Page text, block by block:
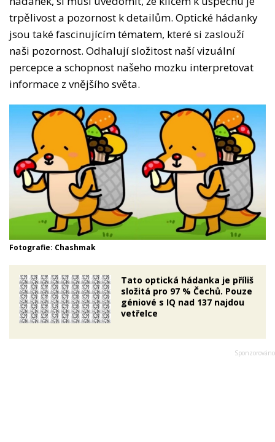
trpělivost a pozornost k detailům. Optické hádanky
jsou také fascinujícím tématem, které si zaslouží
naši pozornost. Odhalují složitost naší vizuální
percepce a schopnost našeho mozku interpretovat
informace z vnějšího světa.
Fotografie: Chashmak
Tato optická hádanka je příliš
složitá pro 97 % Čechů. Pouze
géniové s IQ nad 137 najdou
vetřelce